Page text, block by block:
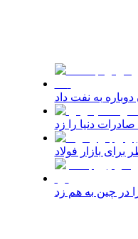
دنیا را زد
برای بازار فولاد